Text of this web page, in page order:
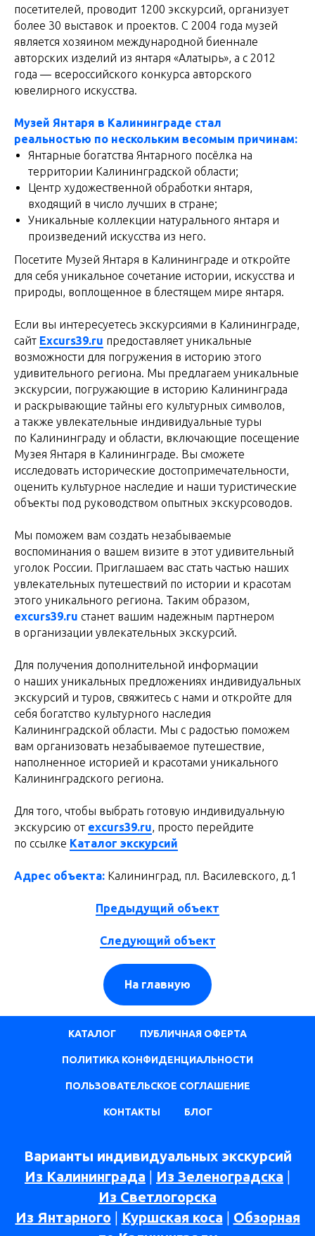
посетителей, проводит 1200 экскурсий, организует
более 30 выставок и проектов. С 2004 года музей
является хозяином международной биеннале
авторских изделий из янтаря «Алатырь», а с 2012
года — всероссийского конкурса авторского
ювелирного искусства.
Музей Янтаря в Калининграде стал
реальностью по нескольким весомым причинам:
Янтарные богатства Янтарного посёлка на
территории Калининградской области;
Центр художественной обработки янтаря,
входящий в число лучших в стране;
Уникальные коллекции натурального янтаря и
произведений искусства из него.
Посетите Музей Янтаря в Калининграде и откройте
для себя уникальное сочетание истории, искусства и
природы, воплощенное в блестящем мире янтаря.
Если вы интересуетесь экскурсиями в Калининграде,
сайт Excurs39.ru предоставляет уникальные
возможности для погружения в историю этого
удивительного региона. Мы предлагаем уникальные
экскурсии, погружающие в историю Калининграда
и раскрывающие тайны его культурных символов,
а также увлекательные индивидуальные туры
по Калининграду и области, включающие посещение
Музея Янтаря в Калининграде. Вы сможете
исследовать исторические достопримечательности,
оценить культурное наследие и наши туристические
объекты под руководством опытных экскурсоводов.
Мы поможем вам создать незабываемые
воспоминания о вашем визите в этот удивительный
уголок России. Приглашаем вас стать частью наших
увлекательных путешествий по истории и красотам
этого уникального региона. Таким образом,
excurs39.ru станет вашим надежным партнером
в организации увлекательных экскурсий.
Для получения дополнительной информации
о наших уникальных предложениях индивидуальных
экскурсий и туров, свяжитесь с нами и откройте для
себя богатство культурного наследия
Калининградской области. Мы с радостью поможем
вам организовать незабываемое путешествие,
наполненное историей и красотами уникального
Калининградского региона.
Для того, чтобы выбрать готовую индивидуальную
экскурсию от excurs39.ru , просто перейдите
по ссылке Каталог экскурсий
Адрес объекта: Калининград, пл. Василевского, д.1
Предыдущий объект
Следующий объект
На главную
КАТАЛОГ ПУБЛИЧНАЯ ОФЕРТА
ПОЛИТИКА КОНФИДЕНЦИАЛЬНОСТИ
ПОЛЬЗОВАТЕЛЬСКОЕ СОГЛАШЕНИЕ
КОНТАКТЫ БЛОГ
Варианты индивидуальных экскурсий
Из Калининграда
Из Зеленоградска
Из Светлогорска
Из Янтарного
Куршская коса
Обзорная